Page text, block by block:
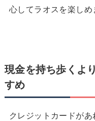
心してラオスを楽しめ
現金を持ち歩くよ
すめ
クレジットカードが